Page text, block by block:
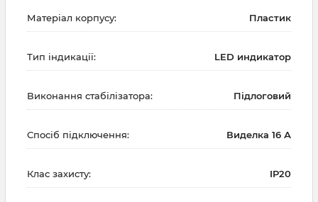
Матеріал корпусу: Пластик
Тип індикації: LED индикатор
Виконання стабілізатора: Підлоговий
Спосіб підключення: Виделка 16 А
Клас захисту: IP20